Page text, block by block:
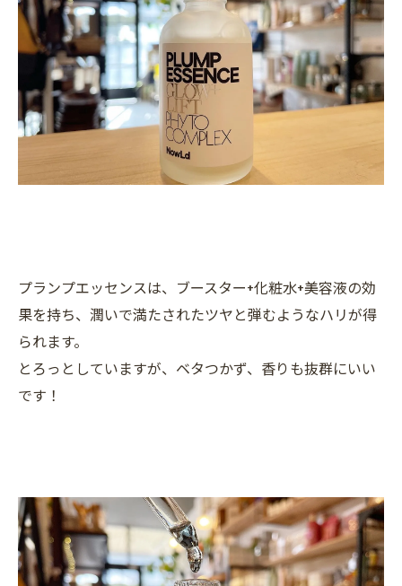
プランプエッセンスは、ブースター+化粧水+美容液の効
果を持ち、潤いで満たされたツヤと弾むようなハリが得
られます。
とろっとしていますが、ベタつかず、香りも抜群にいい
です！